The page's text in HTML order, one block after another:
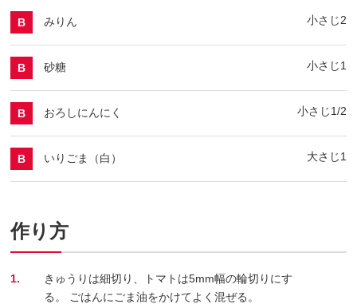
B みりん 小さじ2
B 砂糖 小さじ1
B おろしにんにく 小さじ1/2
B いりごま（白） 大さじ1
作り方
1.
きゅうりは細切り、トマトは5mm幅の輪切りにす
る。 ごはんにごま油をかけてよく混ぜる。